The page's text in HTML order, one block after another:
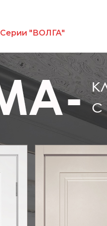
Серии "ВОЛГА"